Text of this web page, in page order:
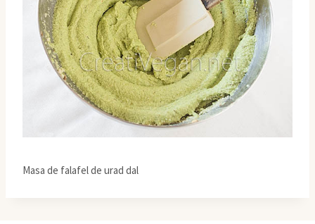
Masa de falafel de urad dal